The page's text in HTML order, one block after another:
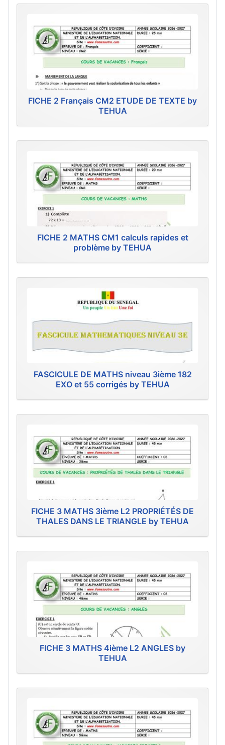
FICHE 2 Français CM2 ETUDE DE TEXTE by
TEHUA
FICHE 2 MATHS CM1 calculs rapides et
problème by TEHUA
FASCICULE DE MATHS niveau 3ième 182
EXO et 55 corrigés by TEHUA
FICHE 3 MATHS 3ième L2 PROPRIÉTÉS DE
THALES DANS LE TRIANGLE by TEHUA
FICHE 3 MATHS 4ième L2 ANGLES by
TEHUA